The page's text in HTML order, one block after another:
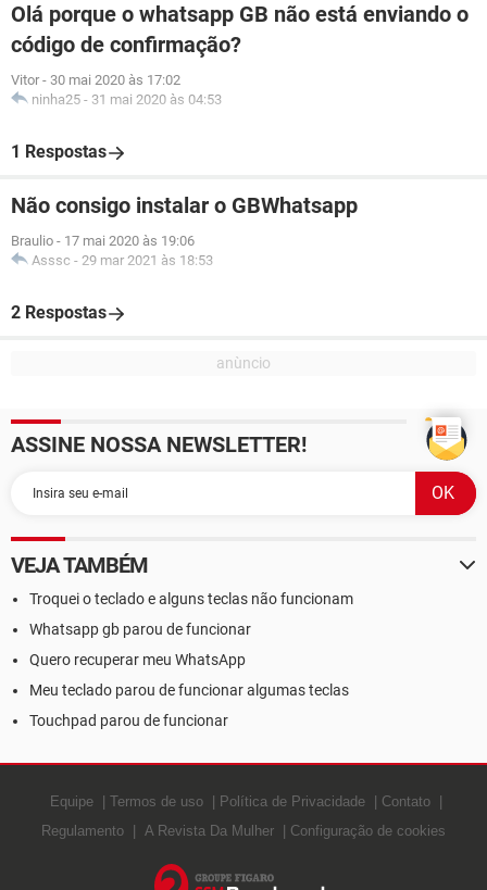
Olá porque o whatsapp GB não está enviando o
código de confirmação?
Vitor - 30 mai 2020 às 17:02
ninha25 - 31 mai 2020 às 04:53
1 Respostas
Não consigo instalar o GBWhatsapp
Braulio - 17 mai 2020 às 19:06
Asssc - 29 mar 2021 às 18:53
2 Respostas
ASSINE NOSSA NEWSLETTER!
VEJA TAMBÉM
Troquei o teclado e alguns teclas não funcionam
Whatsapp gb parou de funcionar
Quero recuperar meu WhatsApp
Meu teclado parou de funcionar algumas teclas
Touchpad parou de funcionar
Equipe Termos de uso Política de Privacidade
Contato
Regulamento
A Revista Da Mulher Configuração de cookies